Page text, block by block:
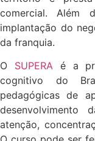
comercial. Além
implantação do
da franquia.
O SUPERAé a
cognitivo do
pedagógicas de
desenvolvimento
atenção,